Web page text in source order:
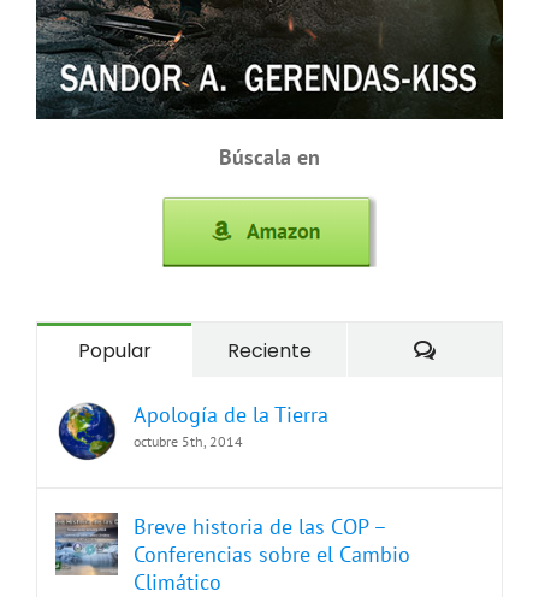
Búscala en
Popular Reciente
Apología de la Tierra
octubre 5th, 2014
Breve historia de las COP –
Conferencias sobre el Cambio
Climático